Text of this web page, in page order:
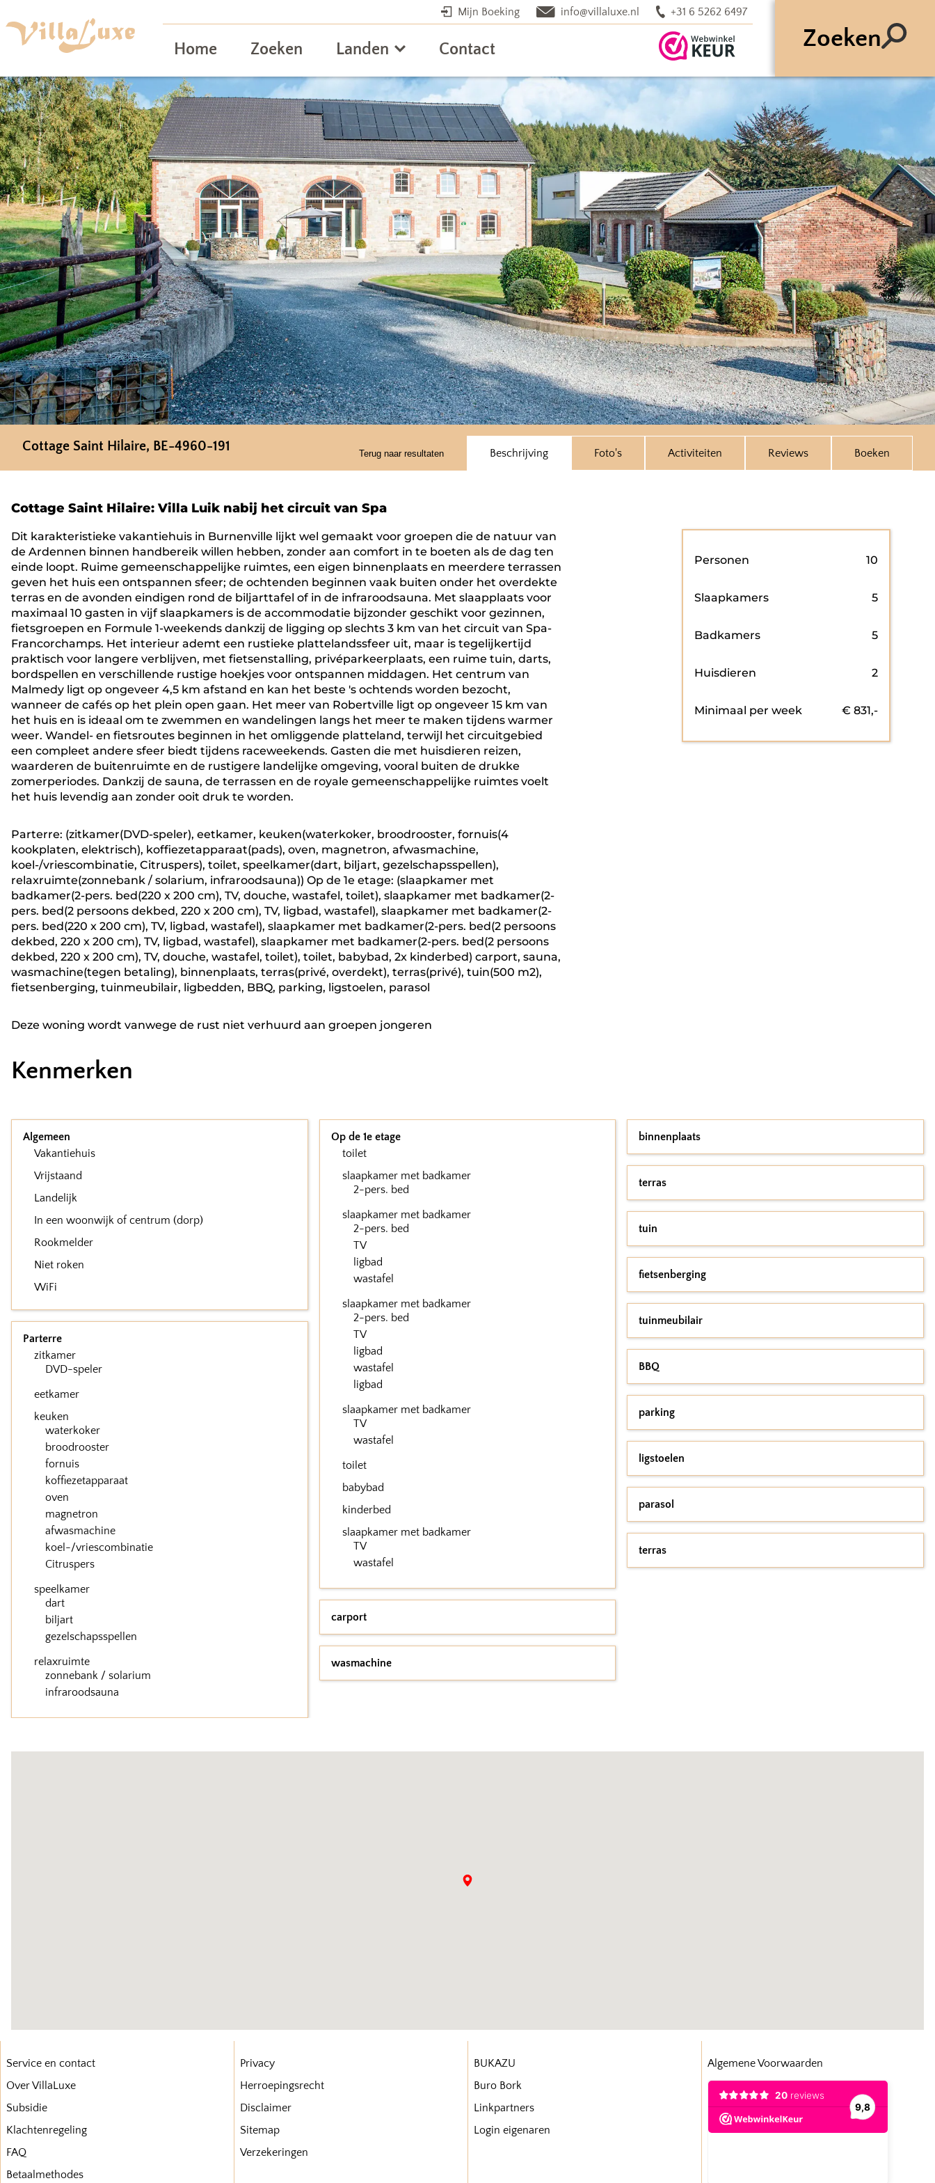
Mijn Boeking info@villaluxe.nl +31 6 5262 6497
Home Zoeken Landen Contact Zoeken
Cottage Saint Hilaire, BE-4960-191 Terug naar resultaten Beschrijving Foto's Activiteiten Reviews Boeken
Cottage Saint Hilaire: Villa Luik nabij het circuit van Spa
Personen 10
Slaapkamers 5
Badkamers 5
Huisdieren 2
Minimaal per week € 831,-
Dit karakteristieke vakantiehuis in Burnenville lijkt wel gemaakt voor groepen die de natuur van
de Ardennen binnen handbereik willen hebben, zonder aan comfort in te boeten als de dag ten
einde loopt. Ruime gemeenschappelijke ruimtes, een eigen binnenplaats en meerdere terrassen
geven het huis een ontspannen sfeer; de ochtenden beginnen vaak buiten onder het overdekte
terras en de avonden eindigen rond de biljarttafel of in de infraroodsauna. Met slaapplaats voor
maximaal 10 gasten in vijf slaapkamers is de accommodatie bijzonder geschikt voor gezinnen,
fietsgroepen en Formule 1-weekends dankzij de ligging op slechts 3 km van het circuit van Spa-
Francorchamps. Het interieur ademt een rustieke plattelandssfeer uit, maar is tegelijkertijd
praktisch voor langere verblijven, met fietsenstalling, privéparkeerplaats, een ruime tuin, darts,
bordspellen en verschillende rustige hoekjes voor ontspannen middagen. Het centrum van
Malmedy ligt op ongeveer 4,5 km afstand en kan het beste 's ochtends worden bezocht,
wanneer de cafés op het plein open gaan. Het meer van Robertville ligt op ongeveer 15 km van
het huis en is ideaal om te zwemmen en wandelingen langs het meer te maken tijdens warmer
weer. Wandel- en fietsroutes beginnen in het omliggende platteland, terwijl het circuitgebied
een compleet andere sfeer biedt tijdens raceweekends. Gasten die met huisdieren reizen,
waarderen de buitenruimte en de rustigere landelijke omgeving, vooral buiten de drukke
zomerperiodes. Dankzij de sauna, de terrassen en de royale gemeenschappelijke ruimtes voelt
het huis levendig aan zonder ooit druk te worden.
Parterre: (zitkamer(DVD-speler), eetkamer, keuken(waterkoker, broodrooster, fornuis(4
kookplaten, elektrisch), koffiezetapparaat(pads), oven, magnetron, afwasmachine,
koel-/vriescombinatie, Citruspers), toilet, speelkamer(dart, biljart, gezelschapsspellen),
relaxruimte(zonnebank / solarium, infraroodsauna)) Op de 1e etage: (slaapkamer met
badkamer(2-pers. bed(220 x 200 cm), TV, douche, wastafel, toilet), slaapkamer met badkamer(2-
pers. bed(2 persoons dekbed, 220 x 200 cm), TV, ligbad, wastafel), slaapkamer met badkamer(2-
pers. bed(220 x 200 cm), TV, ligbad, wastafel), slaapkamer met badkamer(2-pers. bed(2 persoons
dekbed, 220 x 200 cm), TV, ligbad, wastafel), slaapkamer met badkamer(2-pers. bed(2 persoons
dekbed, 220 x 200 cm), TV, douche, wastafel, toilet), toilet, babybad, 2x kinderbed) carport, sauna,
wasmachine(tegen betaling), binnenplaats, terras(privé, overdekt), terras(privé), tuin(500 m2),
fietsenberging, tuinmeubilair, ligbedden, BBQ, parking, ligstoelen, parasol
Deze woning wordt vanwege de rust niet verhuurd aan groepen jongeren
Kenmerken
Algemeen
Vakantiehuis
Vrijstaand
Landelijk
In een woonwijk of centrum (dorp)
Rookmelder
Niet roken
WiFi
Parterre
zitkamer
DVD-speler
eetkamer
keuken
waterkoker
broodrooster
fornuis
koffiezetapparaat
oven
magnetron
afwasmachine
koel-/vriescombinatie
Citruspers
speelkamer
dart
biljart
gezelschapsspellen
relaxruimte
zonnebank / solarium
infraroodsauna
Op de 1e etage
toilet
slaapkamer met badkamer
2-pers. bed
slaapkamer met badkamer
2-pers. bed
TV
ligbad
wastafel
slaapkamer met badkamer
2-pers. bed
TV
ligbad
wastafel
ligbad
slaapkamer met badkamer
TV
wastafel
toilet
babybad
kinderbed
slaapkamer met badkamer
TV
wastafel
carport
wasmachine
binnenplaats
terras
tuin
fietsenberging
tuinmeubilair
BBQ
parking
ligstoelen
parasol
terras
Service en contact
Over VillaLuxe
Subsidie
Klachtenregeling
FAQ
Betaalmethodes
Privacy
Herroepingsrecht
Disclaimer
Sitemap
Verzekeringen
BUKAZU
Buro Bork
Linkpartners
Login eigenaren
Algemene Voorwaarden